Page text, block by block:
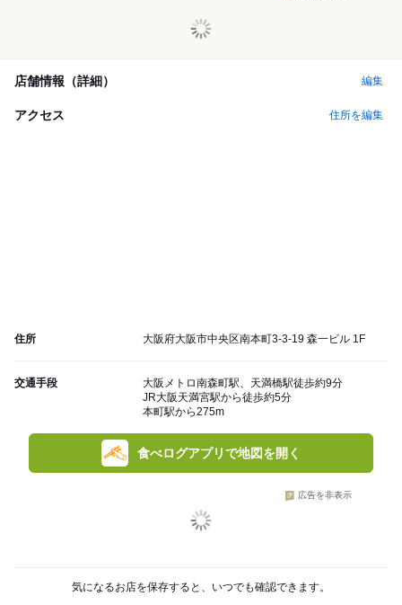
店舗情報（詳細） 編集
アクセス 住所を編集
住所 大阪府大阪市中央区南本町3-3-19 森一ビル 1F
交通手段
大阪メトロ南森町駅、天満橋駅徒歩約9分
JR大阪天満宮駅から徒歩約5分
本町駅から275m
食べログアプリで地図を開く
広告を非表示
気になるお店を保存すると、いつでも確認できます。